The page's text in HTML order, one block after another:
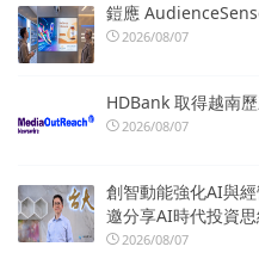
鎧應
2026/08/07
HDBank 取得越南
2026/08/07
創智動能強化AI與
邀分享AI時代投資
2026/08/07